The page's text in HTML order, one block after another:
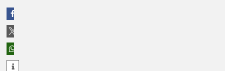
teilen
teilen
teilen